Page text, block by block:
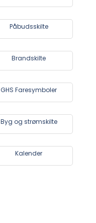
Påbudsskilte
Brandskilte
GHS Faresymboler
Byg og strømskilte
Kalender